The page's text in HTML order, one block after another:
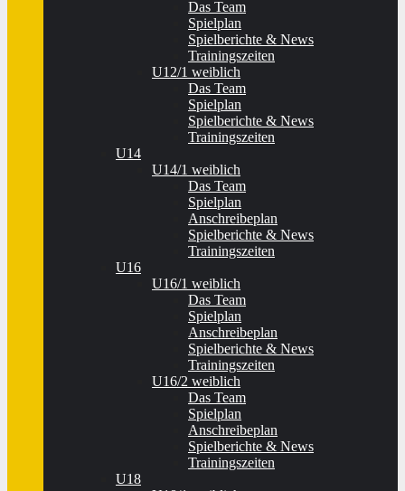
Das Team
Spielplan
Spielberichte & News
Trainingszeiten
U12/1 weiblich
Das Team
Spielplan
Spielberichte & News
Trainingszeiten
U14
U14/1 weiblich
Das Team
Spielplan
Anschreibeplan
Spielberichte & News
Trainingszeiten
U16
U16/1 weiblich
Das Team
Spielplan
Anschreibeplan
Spielberichte & News
Trainingszeiten
U16/2 weiblich
Das Team
Spielplan
Anschreibeplan
Spielberichte & News
Trainingszeiten
U18